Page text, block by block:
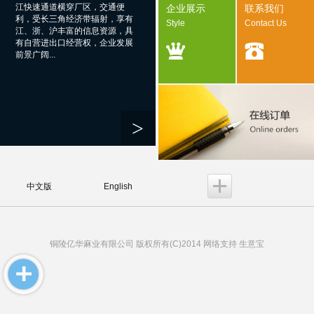
>
江快速通道横穿厂区，交通便
利，受长三角经济带辐射，享有
江、浙、沪丰富的信息资源，具
有自营进出口经营权，企业发展
前景广阔...
企业展示
Style
联系我们
Contact Us
中文版 English
铜陵亿华麻业有限公司 版权所有(C)2014 网络支持 生意宝